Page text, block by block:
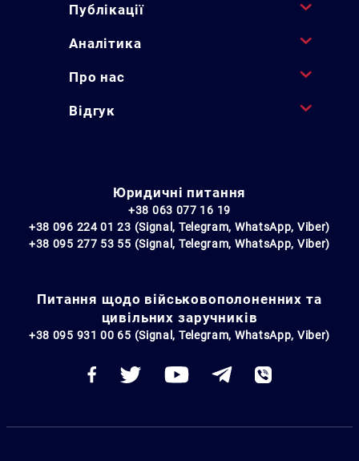
Публікації
Аналітика
Про нас
Відгук
Юридичні питання
+38 063 077 16 19
+38 096 224 01 23 (Signal, Telegram, WhatsApp, Viber)
+38 095 277 53 55 (Signal, Telegram, WhatsApp, Viber)
Питання щодо військовополоненних та
цивільних заручників
+38 095 931 00 65 (Signal, Telegram, WhatsApp, Viber)